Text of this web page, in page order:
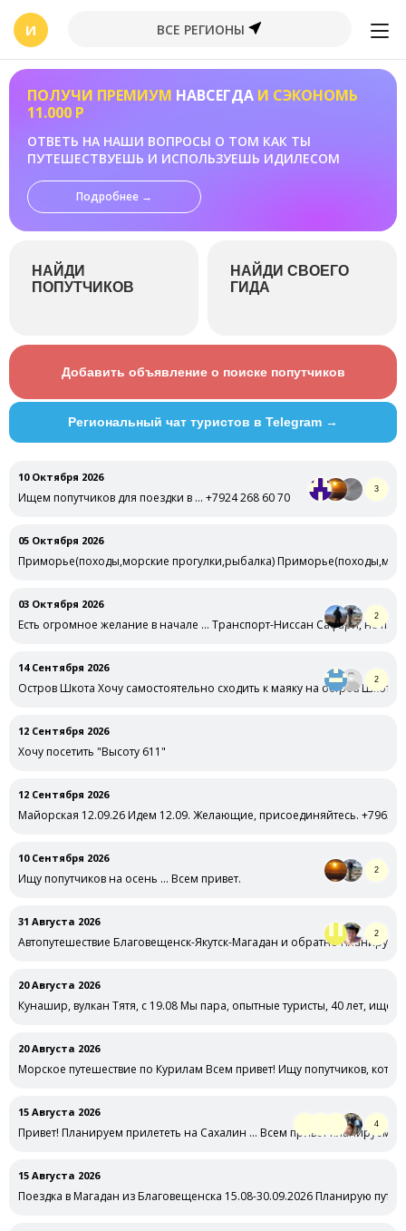
И ВСЕ РЕГИОНЫ
ПОЛУЧИ ПРЕМИУМ НАВСЕГДА И СЭКОНОМЬ
11.000 Р
ОТВЕТЬ НА НАШИ ВОПРОСЫ О ТОМ КАК ТЫ
ПУТЕШЕСТВУЕШЬ И ИСПОЛЬЗУЕШЬ ИДИЛЕСОМ
Подробнее →
НАЙДИ
ПОПУТЧИКОВ
НАЙДИ СВОЕГО
ГИДА
Добавить объявление о поиске попутчиков
Региональный чат туристов в Telegram →
10 Октября 2026
Ищем попутчиков для поездки в … +7924 268 60 70
3
05 Октября 2026
Приморье(походы,морские прогулки,рыбалка)
03 Октября 2026
Есть огромное желание в начале … Транспорт-Ниссан Сафари, не
2
14 Сентября 2026
Остров Шкота Хочу самостоятельно сходить к маяку на остров Шкота
2
12 Сентября 2026
Хочу посетить "Высоту 611"
12 Сентября 2026
Майорская 12.09.26 Идем 12.09. Желающие, присоединяйтесь.
10 Сентября 2026
Ищу попутчиков на осень … Всем привет.
2
31 Августа 2026
Автопутешествие Благовещенск-Якутск-Магадан и обратно Планирую
2
20 Августа 2026
Кунашир, вулкан Тятя, с 19.08 Мы пара, опытные туристы, 40 лет,
20 Августа 2026
Морское путешествие по Курилам Всем привет! Ищу попутчиков,
15 Августа 2026
Привет! Планируем прилететь на Сахалин … Всем привет планируем
4
15 Августа 2026
Поездка в Магадан из Благовещенска 15.08-30.09.2026 Планирую